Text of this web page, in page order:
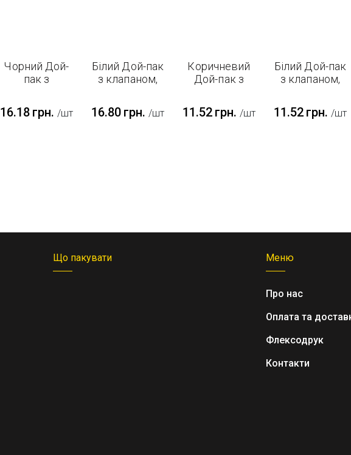
Чорний Дой-
пак з
замок Zip-
Lock, кавовий
16.18 грн. /шт
Білий Дой-пак
з клапаном,
Lock, кавовий
1 кг (210*380
16.80 грн. /шт
Коричневий
Дой-пак з
замок Zip-
Lock, кавовий
11.52 грн. /шт
Білий Дой-пак
з клапаном,
Lock, кавовий
500 г
11.52 грн. /шт
Що пакувати Меню
Про нас
Оплата та
Флексодрук
Контакти